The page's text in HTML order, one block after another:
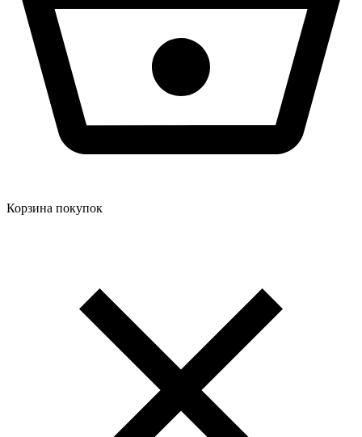
Корзина покупок